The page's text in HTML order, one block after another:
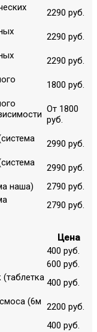
2290 руб.
2290 руб.
2290 руб.
1800 руб.
От 1800
руб.
2990 руб.
2990 руб.
наша)
2790 руб.
2790 руб.
Цена
400 руб.
600 руб.
(таблетка 400 руб.
(6м 2200 руб.
400 руб.